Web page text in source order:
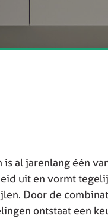
al jarenlang één
uit en vormt
Door de
ontstaat een